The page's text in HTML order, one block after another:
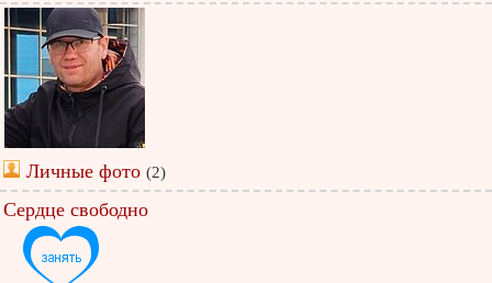
Личные фото (2)
Сердце свободно